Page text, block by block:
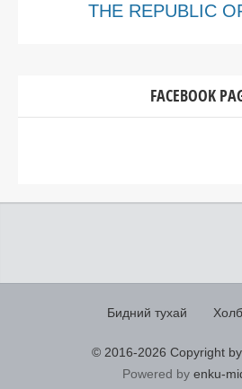
THE REPUBLIC
FACEBOOK
Бидний тухай
© 2016-2026 Copyright
Powered by enku-